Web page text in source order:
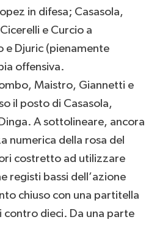
in difesa; Casasola,
e Curcio a
e Djuric (pienamente
offensiva.
Maistro, Giannetti e
il posto di Casasola,
A sottolineare, ancora
numerica della rosa del
costretto ad utilizzare
registi bassi dell’azione
chiuso con una partitella
dieci. Da una parte